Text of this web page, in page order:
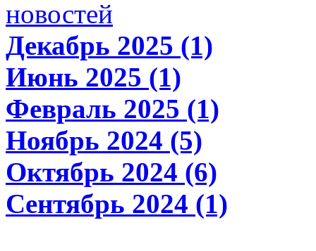
новостей
Декабрь 2025 (1)
Июнь 2025 (1)
Февраль 2025 (1)
Ноябрь 2024 (5)
Октябрь 2024 (6)
Сентябрь 2024 (1)